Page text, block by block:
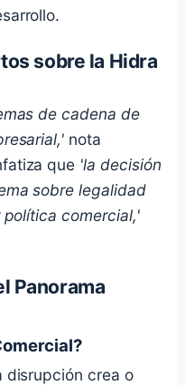
sobre la Hidra
de cadena de
nota
que 'la decisión
sobre legalidad
comercial,'
Panorama
disrupción crea o